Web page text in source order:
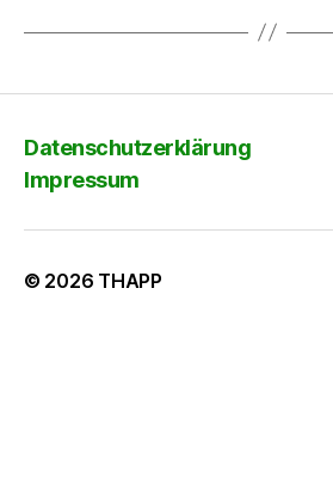
Datenschutzerklärung
Impressum
© 2026 THAPP